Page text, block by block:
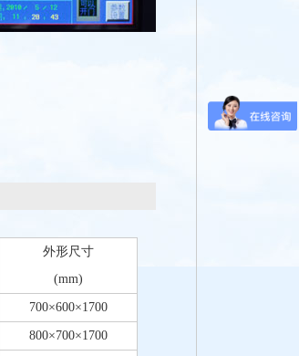
外形尺寸
(mm)
700×600×1700
800×700×1700